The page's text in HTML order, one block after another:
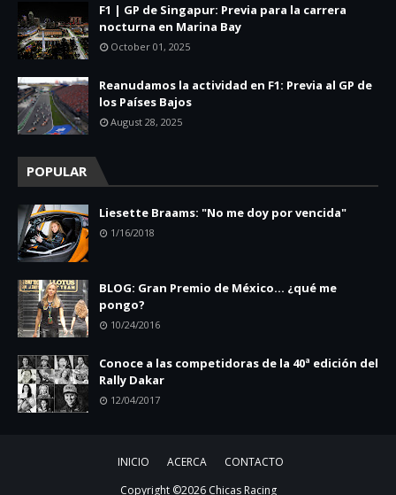
F1 | GP de Singapur: Previa para la carrera
nocturna en Marina Bay
October 01, 2025
Reanudamos la actividad en F1: Previa al GP de
los Países Bajos
August 28, 2025
POPULAR
Liesette Braams: "No me doy por vencida"
1/16/2018
BLOG: Gran Premio de México... ¿qué me
pongo?
10/24/2016
Conoce a las competidoras de la 40ª edición del
Rally Dakar
12/04/2017
INICIO ACERCA
CONTACTO
Copyright ©2026 Chicas Racing